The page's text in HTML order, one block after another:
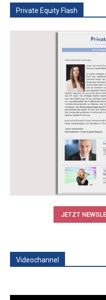
Private Equity Flash
JETZT
Videochannel